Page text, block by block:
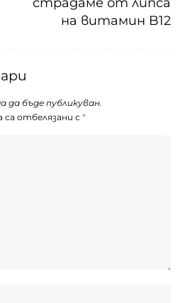
страдаме от липса
на витамин B12
да бъде публикуван.
отбелязани с *